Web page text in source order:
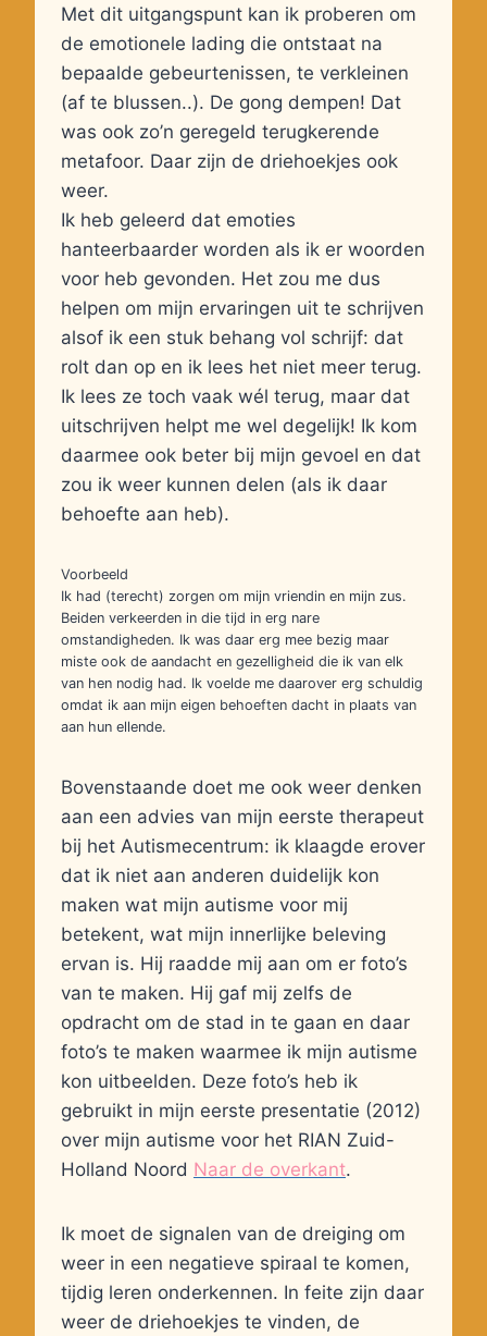
Met dit uitgangspunt kan ik proberen om
de emotionele lading die ontstaat na
bepaalde gebeurtenissen, te verkleinen
(af te blussen..). De gong dempen! Dat
was ook zo’n geregeld terugkerende
metafoor. Daar zijn de driehoekjes ook
weer.
Ik heb geleerd dat emoties
hanteerbaarder worden als ik er woorden
voor heb gevonden. Het zou me dus
helpen om mijn ervaringen uit te schrijven
alsof ik een stuk behang vol schrijf: dat
rolt dan op en ik lees het niet meer terug.
Ik lees ze toch vaak wél terug, maar dat
uitschrijven helpt me wel degelijk! Ik kom
daarmee ook beter bij mijn gevoel en dat
zou ik weer kunnen delen (als ik daar
behoefte aan heb).
Voorbeeld
Ik had (terecht) zorgen om mijn vriendin en mijn zus.
Beiden verkeerden in die tijd in erg nare
omstandigheden. Ik was daar erg mee bezig maar
miste ook de aandacht en gezelligheid die ik van elk
van hen nodig had. Ik voelde me daarover erg schuldig
omdat ik aan mijn eigen behoeften dacht in plaats van
aan hun ellende.
Bovenstaande doet me ook weer denken
aan een advies van mijn eerste therapeut
bij het Autismecentrum: ik klaagde erover
dat ik niet aan anderen duidelijk kon
maken wat mijn autisme voor mij
betekent, wat mijn innerlijke beleving
ervan is. Hij raadde mij aan om er foto’s
van te maken. Hij gaf mij zelfs de
opdracht om de stad in te gaan en daar
foto’s te maken waarmee ik mijn autisme
kon uitbeelden. Deze foto’s heb ik
gebruikt in mijn eerste presentatie (2012)
over mijn autisme voor het RIAN Zuid-
Holland Noord Naar de overkant.
Ik moet de signalen van de dreiging om
weer in een negatieve spiraal te komen,
tijdig leren onderkennen. In feite zijn daar
weer de driehoekjes te vinden, de